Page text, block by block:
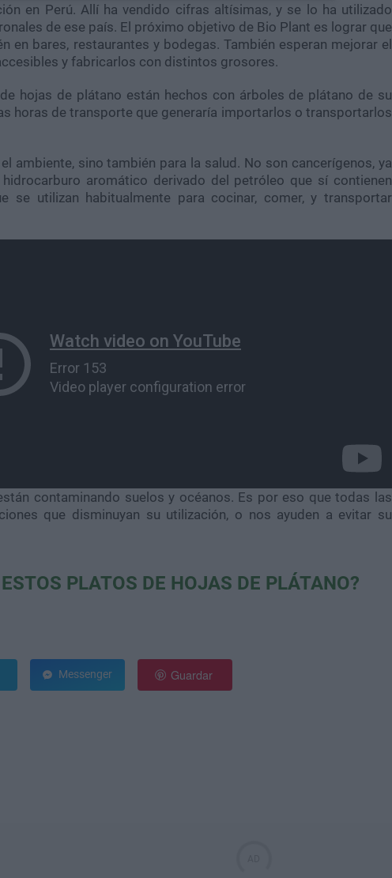
en Perú. Allí ha vendido cifras altísimas, y se lo ha utilizado
de ese país. El próximo objetivo de Bio Plant es lograr que
en bares, restaurantes y bodegas. También esperan mejorar el
y fabricarlos con distintos grosores.
hojas de plátano están hechos con árboles de plátano de su
horas de transporte que generaría importarlos o transportarlos
ambiente, sino también para la salud. No son cancerígenos, ya
aromático derivado del petróleo que sí contienen
se utilizan habitualmente para cocinar, comer, y transportar
contaminando suelos y océanos. Es por eso que todas las
que disminuyan su utilización, o nos ayuden a evitar su
PLATOS DE HOJAS DE PLÁTANO?
Messenger Guardar